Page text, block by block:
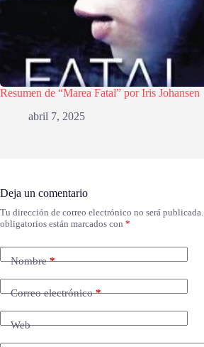
Resumen de “Marea Fatal” por Iris Johansen
abril 7, 2025
Deja un comentario
Tu dirección de correo electrónico no será publicada.
obligatorios están marcados con *
Nombre*
Correo electrónico*
Web